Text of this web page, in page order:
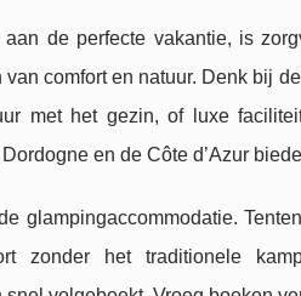
de perfecte vakantie, is
comfort en natuur. Denk bij
met het gezin, of luxe
en de Côte d’Azur
glampingaccommodatie.
zonder het traditionele